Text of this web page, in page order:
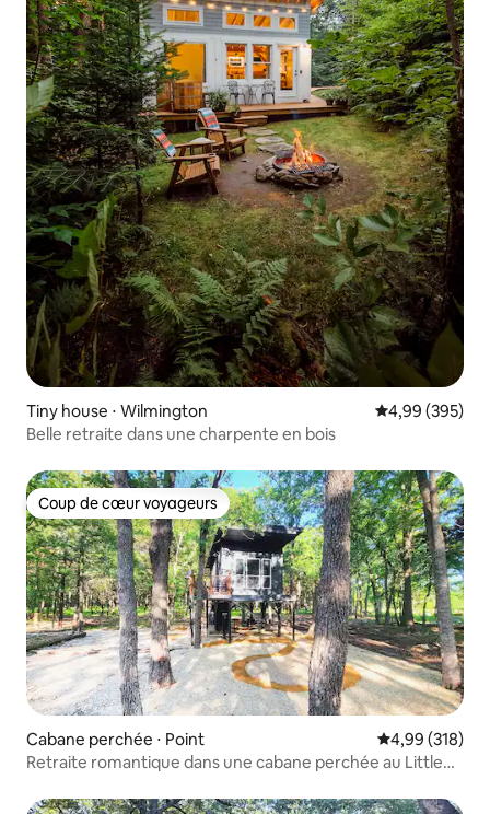
Tiny house ⋅ Wilmington Évaluation
4,99 (395)
Belle retraite dans une charpente en bois
Coup de cœur voyageurs
Coup de cœur voyageurs
Cabane perchée ⋅ Point Évaluation
4,99 (318)
Retraite romantique dans une cabane perchée au Little